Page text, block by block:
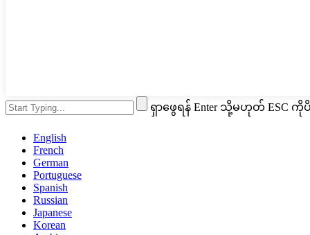
ရှာဖွေရန် Enter သို့မဟုတ် ESC ကို
English
French
German
Portuguese
Spanish
Russian
Japanese
Korean